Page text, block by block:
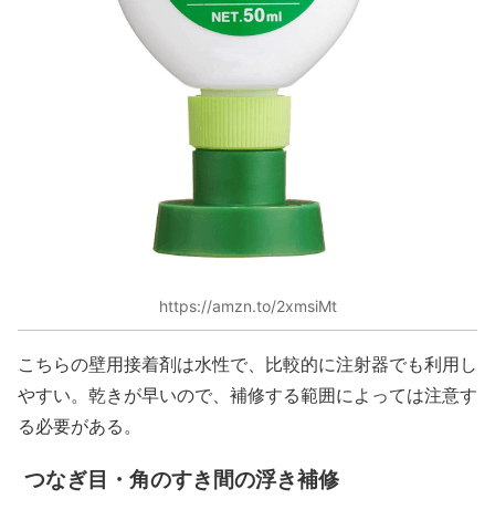
https://amzn.to/2xmsiMt
こちらの壁用接着剤は水性で、比較的に注射器でも利用し
やすい。乾きが早いので、補修する範囲によっては注意す
る必要がある。
つなぎ目・角のすき間の浮き補修